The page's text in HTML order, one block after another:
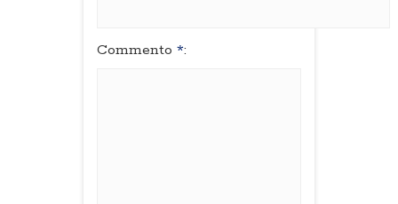
Commento *: